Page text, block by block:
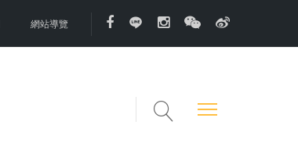
網站導覽